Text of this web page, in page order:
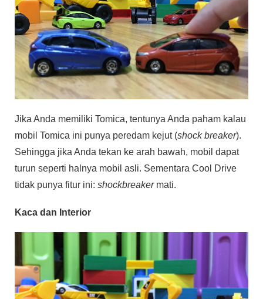
Jika Anda memiliki Tomica, tentunya Anda paham kalau
mobil Tomica ini punya peredam kejut (shock breaker).
Sehingga jika Anda tekan ke arah bawah, mobil dapat
turun seperti halnya mobil asli. Sementara Cool Drive
tidak punya fitur ini: shockbreakermati.
Kaca dan Interior